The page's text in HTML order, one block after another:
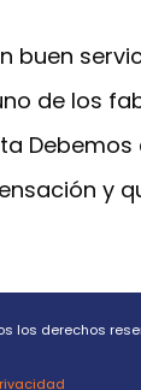
buen
de los
y
los derechos